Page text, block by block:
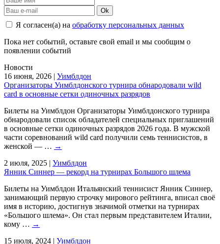
Ok
Я согласен(а) на обработку персональных данных
Пока нет событий, оставьте свой email и мы сообщим о
появлении событий
Новости
16 июня, 2026 | Уимблдон
Организаторы Уимблдонского турнира обнародовали wild
card в основные сетки одиночных разрядов
Билеты на Уимблдон Организаторы Уимблдонского турнира
обнародовали список обладателей специальных приглашений
в основные сетки одиночных разрядов 2026 года. В мужской
части соревнований wild card получили семь теннисистов, в
женской — … →
2 июля, 2025 | Уимблдон
Янник Синнер — рекорд на турнирах Большого шлема
Билеты на Уимблдон Итальянский теннисист Янник Синнер,
занимающий первую строчку мирового рейтинга, вписал своё
имя в историю, достигнув значимой отметки на турнирах
«Большого шлема». Он стал первым представителем Италии,
кому … →
15 июля, 2024 | Уимблдон